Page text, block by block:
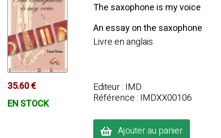
35.60 €
EN STOCK
The saxophone is my voice
An essay on the saxophone
Livre en anglais
Editeur : IMD
Référence : IMDXX00106
Ajouter au panier